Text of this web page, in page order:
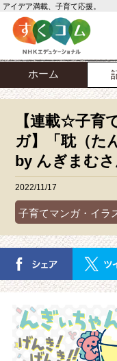
アイデア満載、子育て応援。
ホーム
【連載☆子育
ガ】「耽（た
by んぎまむ
2022/11/17
子育てマンガ・イラ